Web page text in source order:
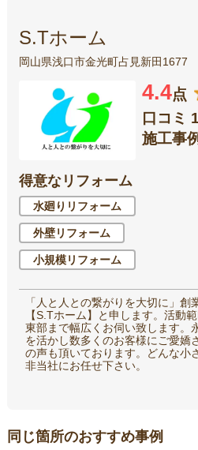
S.Tホーム
岡山県浅口市金光町占見新田1677
4.4点
口コミ
施工事
得意なリフォーム
水廻りリフォーム
外壁リフォーム
小規模リフォーム
「人と人との繋がりを大切に」
【S.Tホーム】と申します。活動
東部まで幅広くお伺い致します。
を活かし数多くのお客様にご愛嬌
の声も頂いております。どんな小
非当社にお任せ下さい。
同じ箇所のおすすめ事例